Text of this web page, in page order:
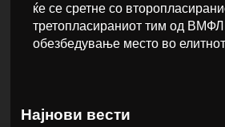
ќе се сретне со
третопласираниот тим од
обезбедување место во
Најнови вести